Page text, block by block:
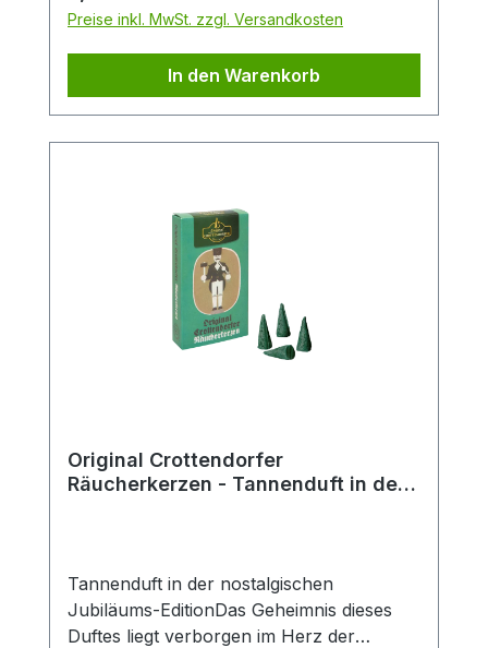
Gewürze und der Süße marokkanischer
Rosen.Packungsinhalt: 24
StückDuftrichtung: OpiumGröße: M
Preise inkl. MwSt. zzgl. Versandkosten
In den Warenkorb
Original Crottendorfer
Räucherkerzen - Tannenduft in der
Tannenduft in der nostalgischen
Jubiläums-EditionDas Geheimnis dieses
Duftes liegt verborgen im Herz der